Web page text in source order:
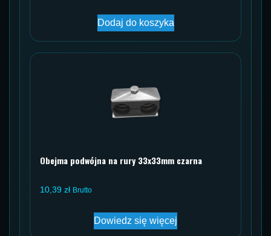
Dodaj do koszyka
Obejma podwójna na rury 33x33mm czarna
10,39 zł Brutto
Dowiedz się więcej